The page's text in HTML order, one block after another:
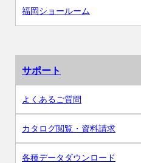
福岡ショールーム
サポート
よくあるご質問
カタログ閲覧・資料請求
各種データダウンロード